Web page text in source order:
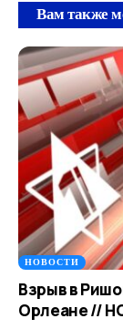
Вам также
НОВОСТИ
Взрыв в
Орлеане //